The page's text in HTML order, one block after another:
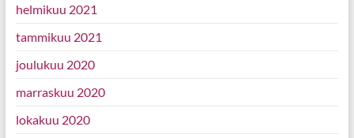
helmikuu 2021
tammikuu 2021
joulukuu 2020
marraskuu 2020
lokakuu 2020